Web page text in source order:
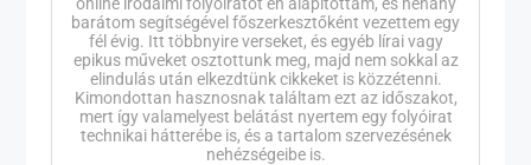
barátom segítségével főszerkesztőként vezettem egy
fél évig. Itt többnyire verseket, és egyéb lírai vagy
epikus műveket osztottunk meg, majd nem sokkal az
elindulás után elkezdtünk cikkeket is közzétenni.
Kimondottan hasznosnak találtam ezt az időszakot,
mert így valamelyest belátást nyertem egy folyóirat
technikai hátterébe is, és a tartalom szervezésének
nehézségeibe is.